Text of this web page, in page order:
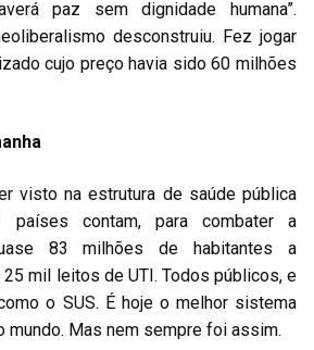
paz sem dignidade humana”.
desconstruiu. Fez jogar
cujo preço havia sido 60 milhões
visto na estrutura de saúde pública
contam, para combater a
83 milhões de habitantes a
mil leitos de UTI. Todos públicos, e
o SUS. É hoje o melhor sistema
mundo. Mas nem sempre foi assim.